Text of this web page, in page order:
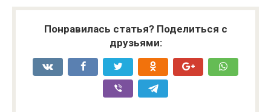
Понравилась статья? Поделиться с
друзьями: